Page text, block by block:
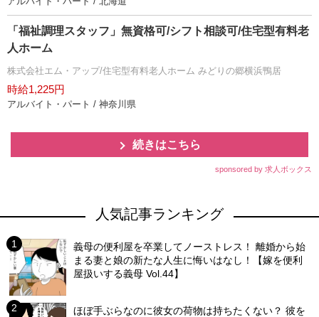
「福祉調理スタッフ」無資格可/シフト相談可/住宅型有料老
人ホーム
株式会社エム・アップ/住宅型有料老人ホーム みどりの郷横浜鴨居
時給1,225円
アルバイト・パート / 神奈川県
続きはこちら
sponsored by 求人ボックス
人気記事ランキング
義母の便利屋を卒業してノーストレス！ 離婚から始
まる妻と娘の新たな人生に悔いはなし！【嫁を便利
屋扱いする義母 Vol.44】
ほぼ手ぶらなのに彼女の荷物は持ちたくない？ 彼を